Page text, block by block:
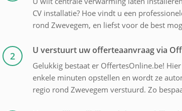
CV installatie? Hoe vindt u een
rond Zwevegem, en liefst voor de best
2 U verstuurt uw offerteaanvraag via
Gelukkig bestaat er OffertesOnline.be!
enkele minuten opstellen en wordt ze
regio rond Zwevegem verstuurd. Zo